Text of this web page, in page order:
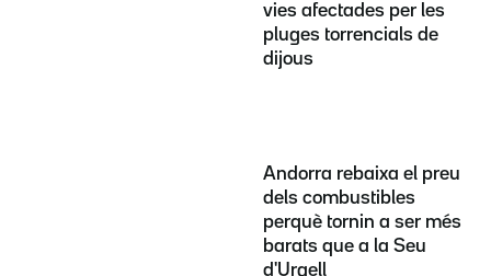
vies afectades per les
pluges torrencials de
dijous
Andorra rebaixa el preu
dels combustibles
perquè tornin a ser més
barats que a la Seu
d'Urgell